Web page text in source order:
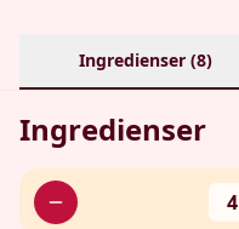
Ingredienser (8)
Ingredienser
4